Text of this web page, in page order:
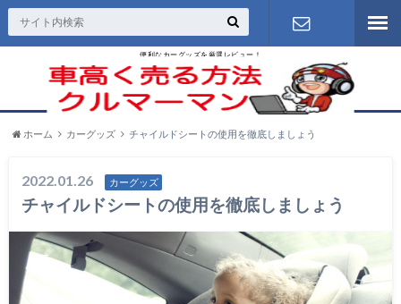
便利なカーグッズを厳選レビュー！
お問い合わ
せ
ホーム カーグッズ チャイルドシートの使用を徹底しましょう
2022.01.26 カーグッズ
チャイルドシートの使用を徹底しましょう